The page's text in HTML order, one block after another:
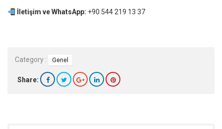
İletişim ve WhatsApp: +90 544 219 13 37
Category : Genel
Share: